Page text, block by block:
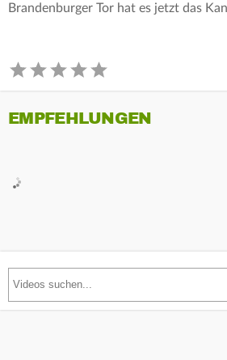
Brandenburger Tor hat es jetzt das
EMPFEHLUNGEN